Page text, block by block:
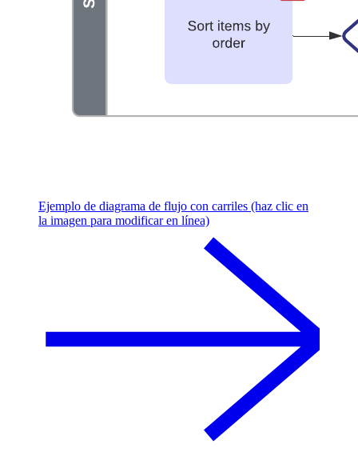
Ejemplo de diagrama de flujo con carriles (haz clic en
la imagen para modificar en línea)